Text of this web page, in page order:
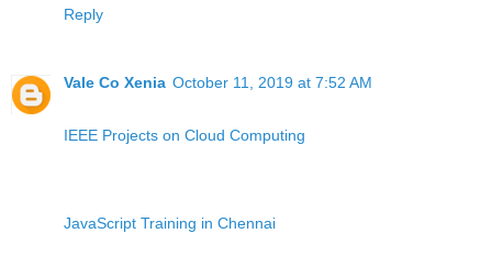
Reply
Vale Co Xenia October 11, 2019 at 7:52 AM
IEEE Projects on Cloud Computing
JavaScript Training in Chennai